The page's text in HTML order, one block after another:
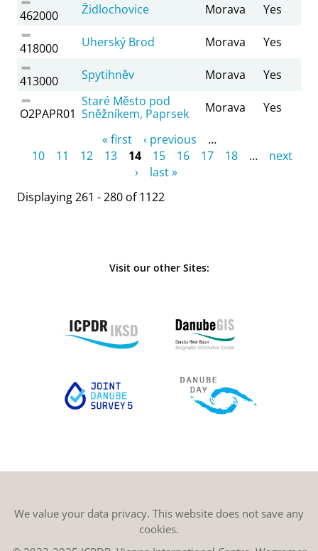
462000 Židlochovice Morava Yes
418000 Uherský Brod Morava Yes
413000 Spytihněv Morava Yes
O2PAPR01
Staré Město pod
Sněžníkem, Paprsek
Morava Yes
« first ‹ previous
…
10
11 12 13 14 15 16 17 18 …
next
›
last »
Displaying 261 - 280 of 1122
Visit our other Sites:
We value your data privacy. This website does not save any
cookies.